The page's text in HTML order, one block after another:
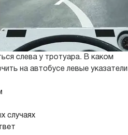
слева у тротуара. В каком
на автобусе левые указатели
случаях